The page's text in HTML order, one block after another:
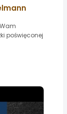
poświęconej